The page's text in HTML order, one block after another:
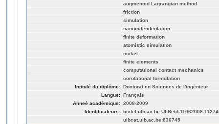
augmented Lagrangian method
friction
simulation
nanoindendentation
finite deformation
atomistic simulation
nickel
finite elements
computational contact mechanics
corotational formulation
Intitulé du diplôme: Doctorat en Sciences de l'ingénieur
Langue: Français
Anneé académique: 2008-2009
Identificateurs: bictel.ulb.ac.be:ULBetd-11062008-
ulbcat.ulb.ac.be:836745